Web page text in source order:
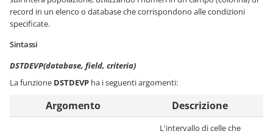
record in un elenco o database che corrispondono alle condizioni
specificate.
Sintassi
DSTDEVP(database, field, criteria)
La funzione DSTDEVP ha i seguenti argomenti:
Argomento Descrizione
L'intervallo di celle che